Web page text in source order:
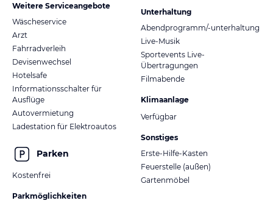
Weitere Serviceangebote
Wäscheservice
Arzt
Fahrradverleih
Devisenwechsel
Hotelsafe
Informationsschalter für
Ausflüge
Autovermietung
Ladestation für Elektroautos
Parken
Kostenfrei
Parkmöglichkeiten
Unterhaltung
Abendprogramm/-unterhaltung
Live-Musik
Sportevents Live-
Übertragungen
Filmabende
Klimaanlage
Verfügbar
Sonstiges
Erste-Hilfe-Kasten
Feuerstelle (außen)
Gartenmöbel